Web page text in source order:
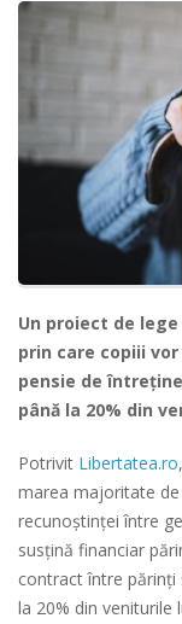
Un proiect de
prin care copiii
pensie de
până la 20% din
Potrivit Libertatea.ro
marea majoritate de
recunoștinței între
susțină financiar
contract între
la 20% din veniturile